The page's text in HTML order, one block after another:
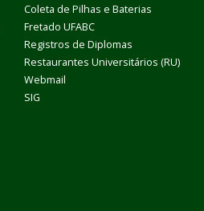
Coleta de Pilhas e Baterias
Fretado UFABC
Registros de Diplomas
Restaurantes Universitários (RU)
Webmail
SIG